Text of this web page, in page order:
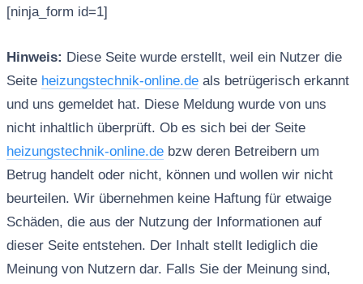
[ninja_form id=1]
Hinweis: Diese Seite wurde erstellt, weil ein Nutzer die
Seite heizungstechnik-online.deals betrügerisch erkannt
und uns gemeldet hat. Diese Meldung wurde von uns
nicht inhaltlich überprüft. Ob es sich bei der Seite
heizungstechnik-online.debzw deren Betreibern um
Betrug handelt oder nicht, können und wollen wir nicht
beurteilen. Wir übernehmen keine Haftung für etwaige
Schäden, die aus der Nutzung der Informationen auf
dieser Seite entstehen. Der Inhalt stellt lediglich die
Meinung von Nutzern dar. Falls Sie der Meinung sind,